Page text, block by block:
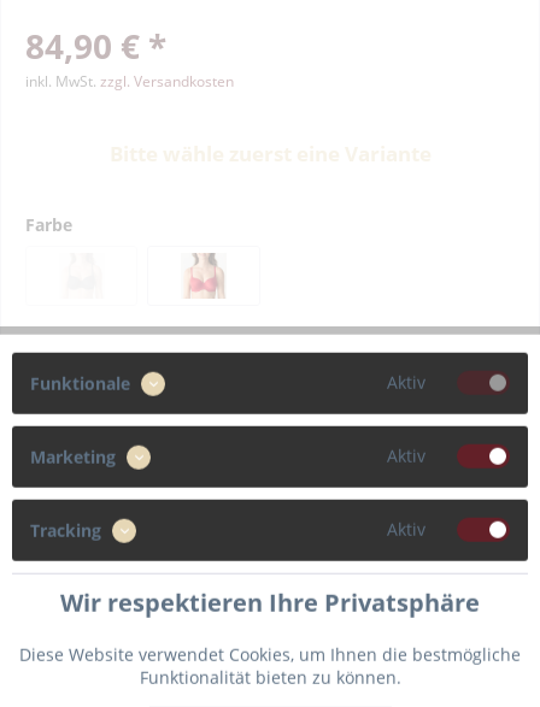
84,90 € *
inkl. MwSt. zzgl. Versandkosten
Farbe
75
Cup
Funktionale Aktiv
Marketing Aktiv
Tracking Aktiv
Wir respektieren Ihre Privatsphäre
Diese Website verwendet Cookies, um Ihnen die bestmögliche
Funktionalität bieten zu können.